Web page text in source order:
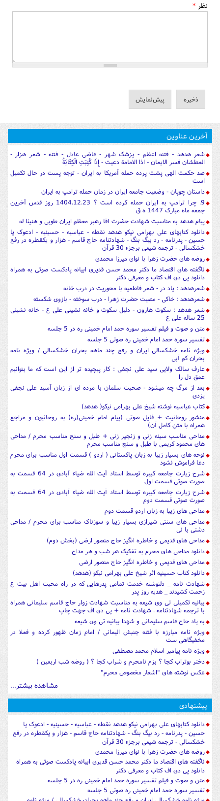
نظر *
آخرین عناوین
شعر هدهد - فتنه اعظم - پزشک شهر - قاضی عادل - فتنه - شعر هزار -
العطشان فسر الایمان - اذا الامامة دعیت - إِذَا كُتِبَتِ الْكِتَابَةُ
صد حکمت الهی پشت پرده حمله آمریکا به ایران - توجه پست در حال تکمیل
است
داستان چوپان - وضعیت جامعه ایران در زمان حمله ترامپ به ایران
9. چرا ترامپ به ایران حمله کرده است ؟ 1404.12.23 روز قدس آخرین
جمعه ماه مبارک 1447 ه ق
پیام هدهد به مناسبت شهادت حضرت آقا رهبر معظم ایران طوبی و هنیئا له
دانلود کتابهای علی بهرامی نیکو هدهد نقطه - عباسیه - حسینیه - ادعوک یا
حسین - پدرنامه - رد بیگ بنگ - شهادتنامه حاج قاسم - هزار و یکقطره در رفع
خشکسالی - ترجمه شیعی برجزء 30 قرآن
روضه های حضرت زهرا با نوای میرزا محمدی
ناگفته های اقتصاد ما دکتر محمد حسن قدیری ابیانه پادکست صوتی به همراه
دانلود پی دی اف کتاب و معرفی دکتر
شعرهدهد : یاد در - شعر فاطمیه با محوریت در درب خانه
شعرهدهد : خاکی - مصیت حضرت زهرا - درب سوخته - بازوی شکسته
شعر هدهد : سکوت هارون - دلیل سکوت و خانه نشینی علی ع - خانه نشینی
25 ساله علی ع
متن و صوت و فیلم تفسیر سوره حمد امام خمینی ره در 5 جلسه
تفسیر سوره حمد امام خمینی ره صوتی 5 جلسه
ویژه نامه خشکسالی ایران و رفع چند ماهه بحران خشکسالی / ویژه نامه
بحران کم آبی
عارف سالک ولایی سید علی نجفی : کار پیچیده تر از این است که ما بتوانیم
عمق دل را
بعد از مرگ چه میشود - صحبت سلمان با مرده ای از زبان آسید علی نجفی
یزدی
کتاب عباسیه نوشته شیخ علی بهرامی نیکو( هدهد)
منشور روحانیت + فایل صوتی (پیام امام خمینی(ره) به روحانیون و مراجع
همراه با متن کامل آن)
مداحی مناسب سینه زنی و زنجیر زنی + طبل و سنج مناسب محرم / مداحی
های محمود کریمی با طبل و سنج مناسب محرم
نوحه های بسیار زیبا به زبان پاکستانی ( اردو ) قسمت اول مناسب برای محرم
دعا فراموش نشود
شرح زیارت جامعه کبیره توسط استاد آیت الله ضیاء آبادی در 64 قسمت به
صورت صوتی قسمت اول
شرح زیارت جامعه کبیره توسط استاد آیت الله ضیاء آبادی در 64 قسمت به
صورت صوتی قسمت دوم
مداحی های زیبا به زبان اردو قسمت دوم
مداحی های سنتی شیرازی بسیار زیبا و سوزناک مناسب برای محرم / مداحی
دشتی با نی
مداحی های قدیمی و خاطره انگیز حاج منصور ارضی (بخش دوم)
دانلود مداحی های محرم به تفکیک هر شب و هر مداح
مداحی های قدیمی و خاطره انگیز حاج منصور ارضی
دانلود کتاب حسینیه اثر شیخ علی بهرامی نیکو (هدهد)
شهادت نامه _ دلنوشته خدمت تمامی پدرهایی که در راه محبت اهل بیت ع
زحمت کشیدند _ هدیه روز پدر
بیانیه تکمیلی تی وی شیعه به مناسبت شهادت زوار حاج قاسم سلیمانی همراه
با ترجمه شهادتنامه . شهادت نامه + پی دی اف جهت چاپ
به یاد حاج قاسم سلیمانی و شهدا بیانیه تی وی شیعه
ویژه نامه مبارزه با فتنه جنبش الیمانی / امام زمان ظهور کرده و فعلا در
مخفیگاهی ست
ویژه نامه پیامبر اسلام محمد مصطفی
دختر بوتراب کجا ؟ بزم نامحرم و شراب کجا ؟ ( روضه شب اربعین )
عکس نوشته های "اشعار مخصوص محرم"
مشاهده بیشتر...
پیشنهادی
دانلود کتابهای علی بهرامی نیکو هدهد نقطه - عباسیه - حسینیه - ادعوک یا
حسین - پدرنامه - رد بیگ بنگ - شهادتنامه حاج قاسم - هزار و یکقطره در رفع
خشکسالی - ترجمه شیعی برجزء 30 قرآن
روضه های حضرت زهرا با نوای میرزا محمدی
ناگفته های اقتصاد ما دکتر محمد حسن قدیری ابیانه پادکست صوتی به همراه
دانلود پی دی اف کتاب و معرفی دکتر
متن و صوت و فیلم تفسیر سوره حمد امام خمینی ره در 5 جلسه
تفسیر سوره حمد امام خمینی ره صوتی 5 جلسه